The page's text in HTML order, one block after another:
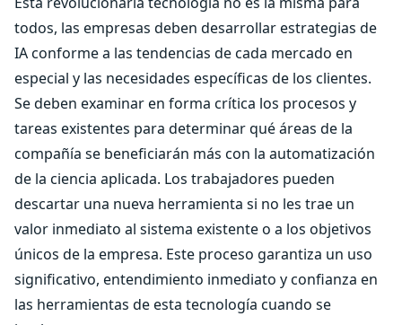
todos, las empresas deben desarrollar estrategias de
IA conforme a las tendencias de cada mercado en
especial y las necesidades específicas de los clientes.
Se deben examinar en forma crítica los procesos y
tareas existentes para determinar qué áreas de la
compañía se beneficiarán más con la automatización
de la ciencia aplicada. Los trabajadores pueden
descartar una nueva herramienta si no les trae un
valor inmediato al sistema existente o a los objetivos
únicos de la empresa. Este proceso garantiza un uso
significativo, entendimiento inmediato y confianza en
las herramientas de esta tecnología cuando se